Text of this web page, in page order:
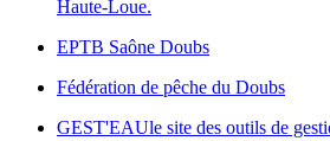
Haute-Loue.
EPTB Saône Doubs
Fédération de pêche du Doubs
GEST'EAUle site des outils de